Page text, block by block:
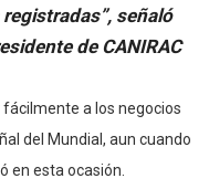
señaló
de CANIRAC
a los negocios
del Mundial, aun cuando
en esta ocasión.